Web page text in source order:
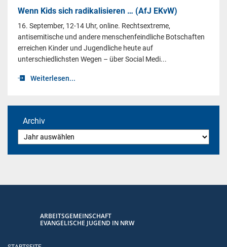
Wenn Kids sich radikalisieren … (AfJ EKvW)
16. September, 12-14 Uhr, online. Rechtsextreme,
antisemitische und andere menschenfeindliche Botschaften
erreichen Kinder und Jugendliche heute auf
unterschiedlichsten Wegen – über Social Medi...
Weiterlesen...
Archiv
ARBEITSGEMEINSCHAFT
EVANGELISCHE JUGEND IN NRW